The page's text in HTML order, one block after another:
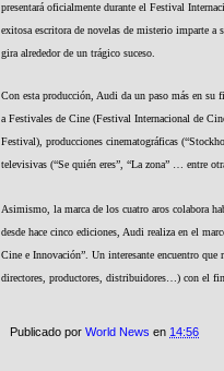
presentará oficialmente durante el Festival
exitosa escritora de novelas de misterio imparte a
gira alrededor de un trágico suceso.
Con esta producción, Audi da un paso más en
a Festivales de Cine (Festival Internacional de
Festival), producciones cinematográficas
televisivas (“Se quién eres”, “La zona” … entre
Asimismo, la marca de los cuatro aros colabora
desde hace cinco ediciones, Audi realiza en el
Cine e Innovación”. Un interesante encuentro que
directores, productores, distribuidores…) con el
Publicado por World News en 14:56